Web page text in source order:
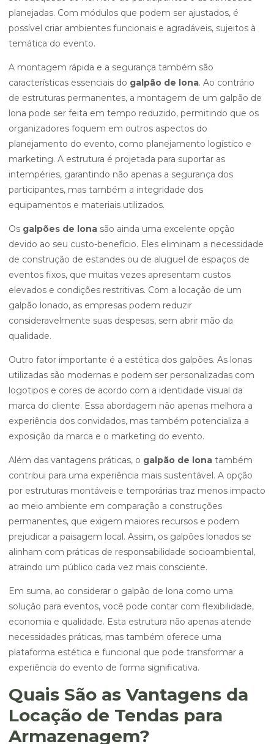
planejadas. Com módulos que podem ser ajustados, é
possível criar ambientes funcionais e agradáveis, sujeitos à
temática do evento.
A montagem rápida e a segurança também são
características essenciais do galpão de lona. Ao contrário
de estruturas permanentes, a montagem de um galpão de
lona pode ser feita em tempo reduzido, permitindo que os
organizadores foquem em outros aspectos do
planejamento do evento, como planejamento logístico e
marketing. A estrutura é projetada para suportar as
intempéries, garantindo não apenas a segurança dos
participantes, mas também a integridade dos
equipamentos e materiais utilizados.
Os galpões de lona são ainda uma excelente opção
devido ao seu custo-benefício. Eles eliminam a necessidade
de construção de estandes ou de aluguel de espaços de
eventos fixos, que muitas vezes apresentam custos
elevados e condições restritivas. Com a locação de um
galpão lonado, as empresas podem reduzir
consideravelmente suas despesas, sem abrir mão da
qualidade.
Outro fator importante é a estética dos galpões. As lonas
utilizadas são modernas e podem ser personalizadas com
logotipos e cores de acordo com a identidade visual da
marca do cliente. Essa abordagem não apenas melhora a
experiência dos convidados, mas também potencializa a
exposição da marca e o marketing do evento.
Além das vantagens práticas, o galpão de lona também
contribui para uma experiência mais sustentável. A opção
por estruturas montáveis e temporárias traz menos impacto
ao meio ambiente em comparação a construções
permanentes, que exigem maiores recursos e podem
prejudicar a paisagem local. Assim, os galpões lonados se
alinham com práticas de responsabilidade socioambiental,
atraindo um público cada vez mais consciente.
Em suma, ao considerar o galpão de lona como uma
solução para eventos, você pode contar com flexibilidade,
economia e qualidade. Esta estrutura não apenas atende
necessidades práticas, mas também oferece uma
plataforma estética e funcional que pode transformar a
experiência do evento de forma significativa.
Quais São as Vantagens da
Locação de Tendas para
Armazenagem?